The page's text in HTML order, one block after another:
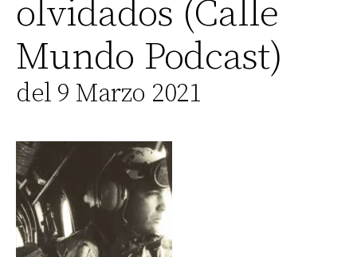
olvidados (Calle
Mundo Podcast)
del 9 Marzo 2021